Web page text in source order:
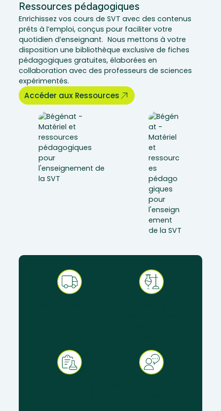
Ressources pédagogiques
Enrichissez vos cours de SVT avec des contenus
prêts à l’emploi, conçus pour faciliter votre
quotidien d’enseignant. Nous mettons à votre
disposition une bibliothèque exclusive de fiches
pédagogiques gratuites, élaborées en
collaboration avec des professeurs de sciences
expérimentés.
Accéder aux Ressources